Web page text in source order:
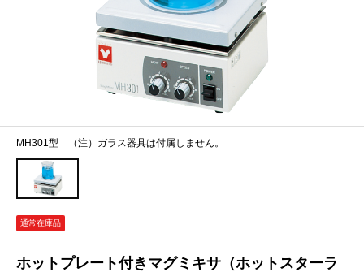
MH301型 （注）ガラス器具は付属しません。
通常在庫品
ホットプレート付きマグミキサ（ホットスターラ